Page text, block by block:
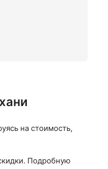
на стоимость,
Подробную